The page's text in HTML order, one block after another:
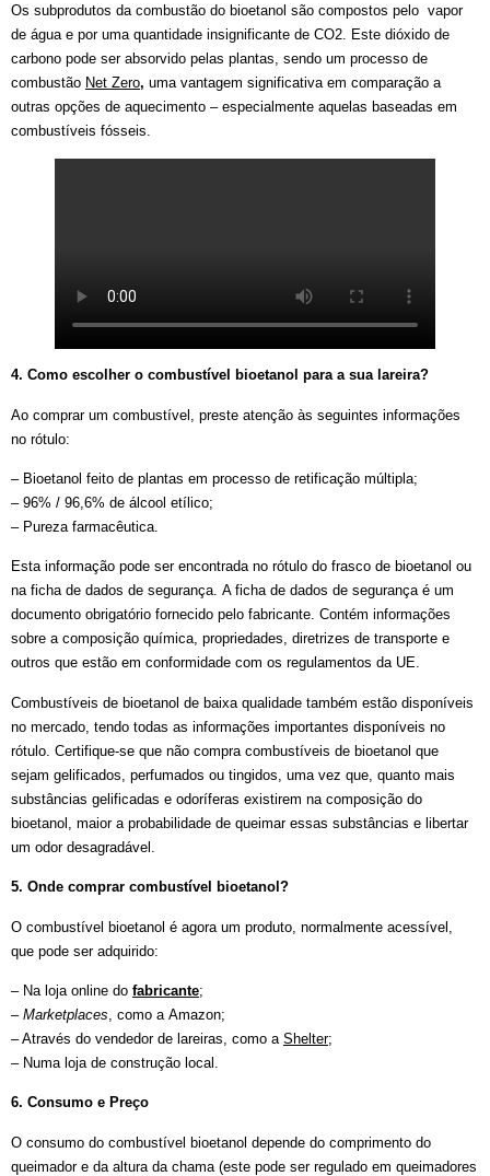
Os subprodutos da combustão do bioetanol são compostos pelo vapor
de água e por uma quantidade insignificante de CO2. Este dióxido de
carbono pode ser absorvido pelas plantas, sendo um processo de
combustão Net Zero, uma vantagem significativa em comparação a
outras opções de aquecimento – especialmente aquelas baseadas em
combustíveis fósseis.
4. Como escolher o combustível bioetanol para a sua lareira?
Ao comprar um combustível, preste atenção às seguintes informações
no rótulo:
– Bioetanol feito de plantas em processo de retificação múltipla;
– 96% / 96,6% de álcool etílico;
– Pureza farmacêutica.
Esta informação pode ser encontrada no rótulo do frasco de bioetanol ou
na ficha de dados de segurança. A ficha de dados de segurança é um
documento obrigatório fornecido pelo fabricante. Contém informações
sobre a composição química, propriedades, diretrizes de transporte e
outros que estão em conformidade com os regulamentos da UE.
Combustíveis de bioetanol de baixa qualidade também estão disponíveis
no mercado, tendo todas as informações importantes disponíveis no
rótulo. Certifique-se que não compra combustíveis de bioetanol que
sejam gelificados, perfumados ou tingidos, uma vez que, quanto mais
substâncias gelificadas e odoríferas existirem na composição do
bioetanol, maior a probabilidade de queimar essas substâncias e libertar
um odor desagradável.
5. Onde comprar combustível bioetanol?
O combustível bioetanol é agora um produto, normalmente acessível,
que pode ser adquirido:
– Na loja online do fabricante;
– Marketplaces, como a Amazon;
– Através do vendedor de lareiras, como a Shelter;
– Numa loja de construção local.
6. Consumo e Preço
O consumo do combustível bioetanol depende do comprimento do
queimador e da altura da chama (este pode ser regulado em queimadores